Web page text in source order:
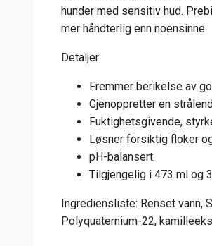
hunder med sensitiv hud.
mer håndterlig enn noensinne.
Detaljer:
Fremmer berikelse av
Gjenoppretter en
Fuktighetsgivende,
Løsner forsiktig floker
pH-balansert.
Tilgjengelig i 473 ml og
Ingrediensliste: Renset vann,
Polyquaternium-22,